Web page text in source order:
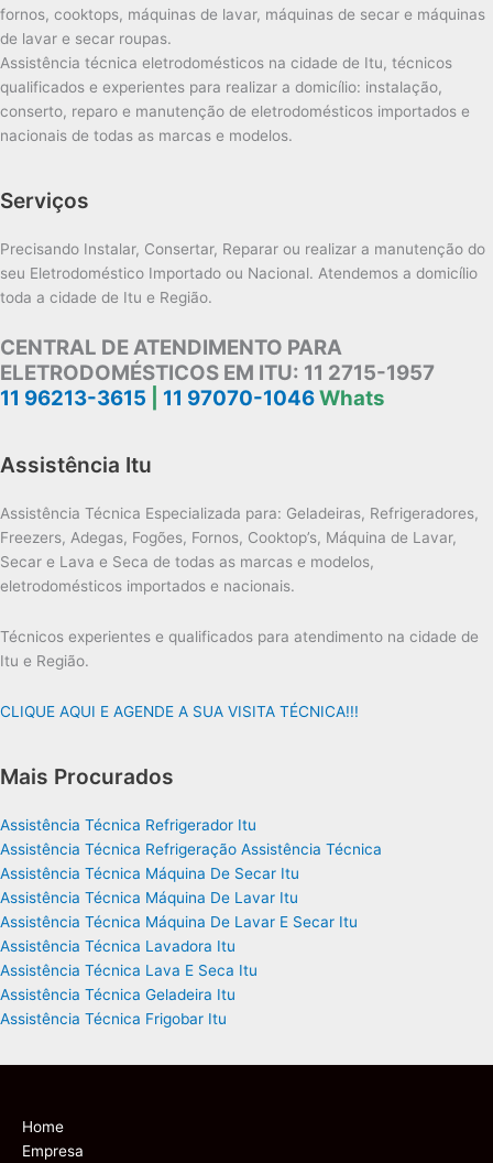
fornos, cooktops, máquinas de lavar, máquinas de secar e máquinas
de lavar e secar roupas.
Assistência técnica eletrodomésticos na cidade de Itu, técnicos
qualificados e experientes para realizar a domicílio: instalação,
conserto, reparo e manutenção de eletrodomésticos importados e
nacionais de todas as marcas e modelos.
Serviços
Precisando Instalar, Consertar, Reparar ou realizar a manutenção do
seu Eletrodoméstico Importado ou Nacional. Atendemos a domicílio
toda a cidade de Itu e Região.
CENTRAL DE ATENDIMENTO PARA
ELETRODOMÉSTICOS EM ITU: 11 2715-1957
11 96213-3615
11 97070-1046Whats
Assistência Itu
Assistência Técnica Especializada para: Geladeiras, Refrigeradores,
Freezers, Adegas, Fogões, Fornos, Cooktop’s, Máquina de Lavar,
Secar e Lava e Seca de todas as marcas e modelos,
eletrodomésticos importados e nacionais.
Técnicos experientes e qualificados para atendimento na cidade de
Itu e Região.
CLIQUE AQUI E AGENDE A SUA VISITA TÉCNICA!!!
Mais Procurados
Assistência Técnica Refrigerador Itu
Assistência Técnica Refrigeração Assistência Técnica
Assistência Técnica Máquina De Secar Itu
Assistência Técnica Máquina De Lavar Itu
Assistência Técnica Máquina De Lavar E Secar Itu
Assistência Técnica Lavadora Itu
Assistência Técnica Lava E Seca Itu
Assistência Técnica Geladeira Itu
Assistência Técnica Frigobar Itu
Home
Empresa